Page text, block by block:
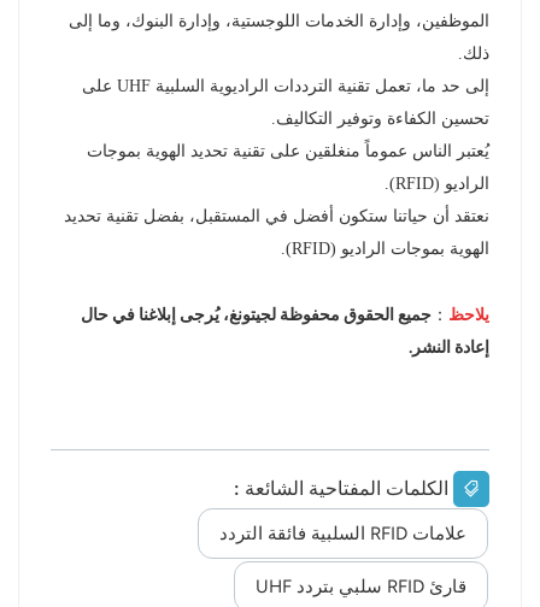
الموظفين، وإدارة الخدمات اللوجستية، وإدارة البنوك، وما إلى
ذلك.
إلى حد ما، تعمل تقنية الترددات الراديوية السلبية UHF على
تحسين الكفاءة وتوفير التكاليف.
يُعتبر الناس عموماً منغلقين على تقنية تحديد الهوية بموجات
الراديو (RFID).
نعتقد أن حياتنا ستكون أفضل في المستقبل، بفضل تقنية تحديد
الهوية بموجات الراديو (RFID).
يلاحظ ：جميع الحقوق محفوظة لجيتونغ، يُرجى إبلاغنا في حال
إعادة النشر.
الكلمات المفتاحية الشائعة :
علامات RFID السلبية فائقة التردد
قارئ RFID سلبي بتردد UHF